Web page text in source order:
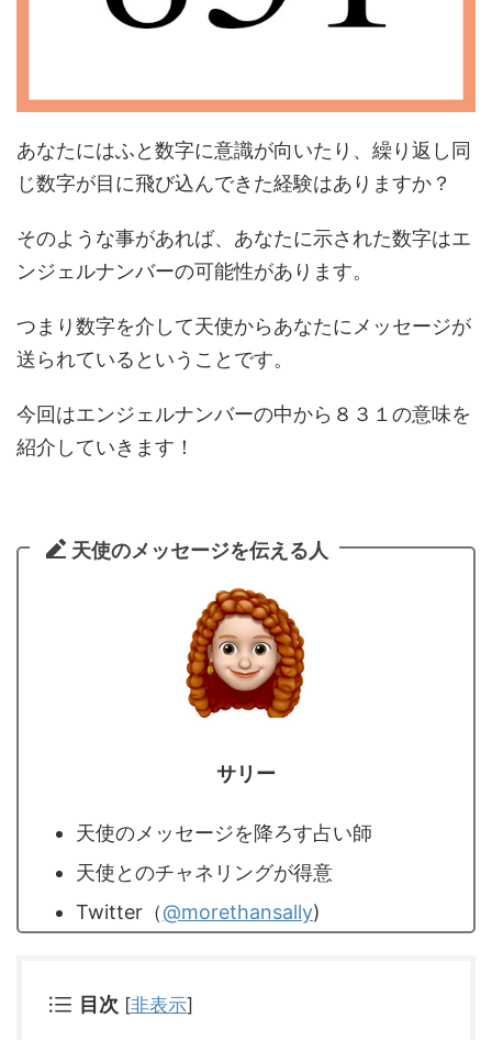
あなたにはふと数字に意識が向いたり、繰り返し同
じ数字が目に飛び込んできた経験はありますか？
そのような事があれば、あなたに示された数字はエ
ンジェルナンバーの可能性があります。
つまり数字を介して天使からあなたにメッセージが
送られているということです。
今回はエンジェルナンバーの中から８３１の意味を
紹介していきます！
天使のメッセージを伝える人
サリー
天使のメッセージを降ろす占い師
天使とのチャネリングが得意
Twitter（@morethansally)
目次 [非表示]